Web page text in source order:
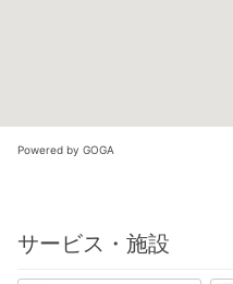
Powered by GOGA
サービス・施設